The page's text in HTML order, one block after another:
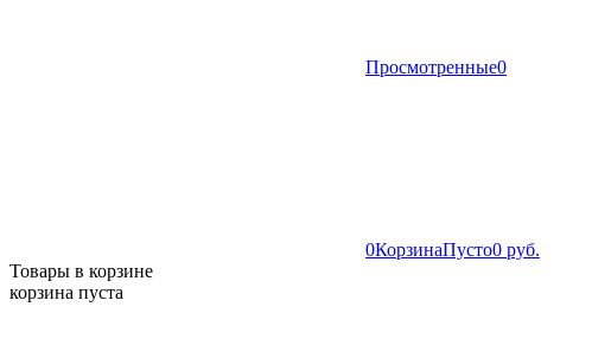
Просмотренные0
0КорзинаПусто0 руб.
Товары в корзине
корзина пуста